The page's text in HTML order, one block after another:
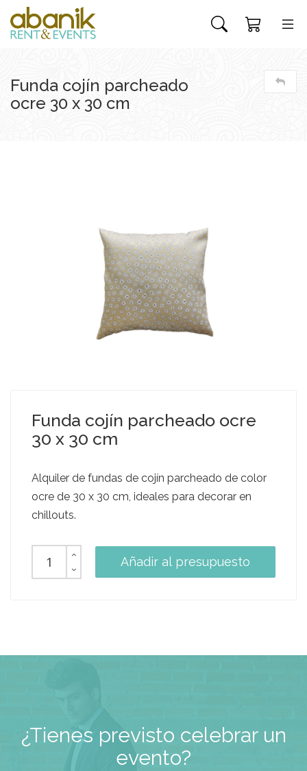
Funda cojín parcheado
ocre 30 x 30 cm
Funda cojín parcheado ocre
30 x 30 cm
Alquiler de fundas de cojín parcheado de color
ocre de 30 x 30 cm, ideales para decorar en
chillouts.
Añadir al presupuesto
¿Tienes previsto celebrar un
evento?